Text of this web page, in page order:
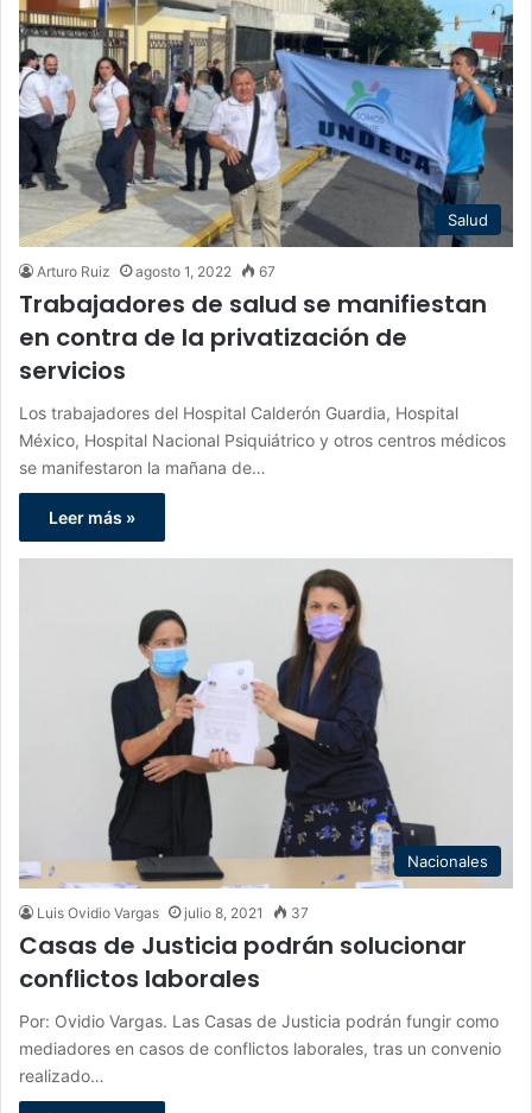
Salud
Arturo Ruiz agosto 1, 2022 67
Trabajadores de salud se manifiestan
en contra de la privatización de
servicios
Los trabajadores del Hospital Calderón Guardia, Hospital
México, Hospital Nacional Psiquiátrico y otros centros médicos
se manifestaron la mañana de…
Leer más »
Nacionales
Luis Ovidio Vargas julio 8, 2021 37
Casas de Justicia podrán solucionar
conflictos laborales
Por: Ovidio Vargas. Las Casas de Justicia podrán fungir como
mediadores en casos de conflictos laborales, tras un convenio
realizado…